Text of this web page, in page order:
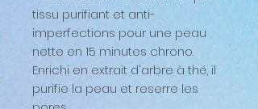
tissu purifiant et anti-
imperfections pour une peau
nette en 15 minutes chrono.
Enrichi en extrait d'arbre à thé, il
purifie la peau et reserre les